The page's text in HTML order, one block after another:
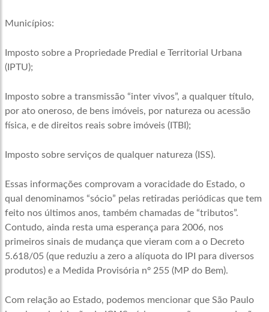
Municípios:
Imposto sobre a Propriedade Predial e Territorial Urbana
(IPTU);
Imposto sobre a transmissão “inter vivos”, a qualquer título,
por ato oneroso, de bens imóveis, por natureza ou acessão
física, e de direitos reais sobre imóveis (ITBI);
Imposto sobre serviços de qualquer natureza (ISS).
Essas informações comprovam a voracidade do Estado, o
qual denominamos “sócio” pelas retiradas periódicas que tem
feito nos últimos anos, também chamadas de “tributos”.
Contudo, ainda resta uma esperança para 2006, nos
primeiros sinais de mudança que vieram com a o Decreto
5.618/05 (que reduziu a zero a alíquota do IPI para diversos
produtos) e a Medida Provisória nº 255 (MP do Bem).
Com relação ao Estado, podemos mencionar que São Paulo